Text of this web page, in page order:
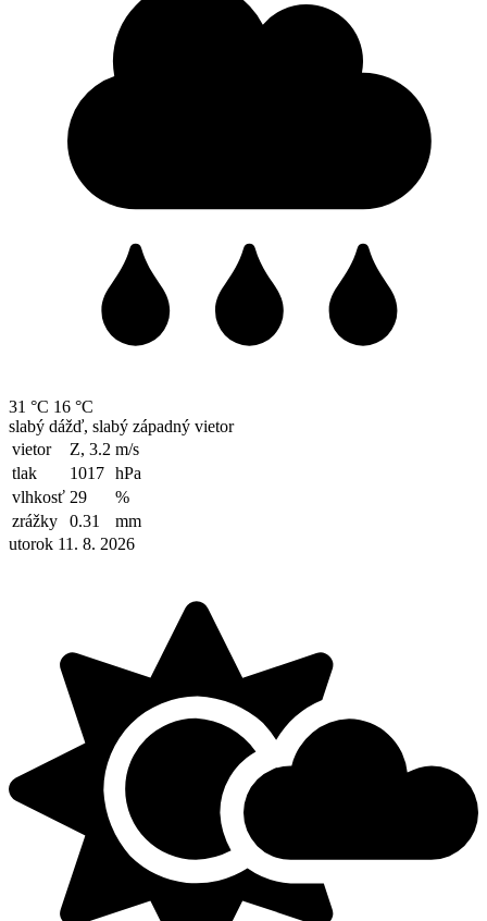
31 °C 16 °C
slabý dážď, slabý západný vietor
vietor
Z, 3.2 m/s
tlak
1017 hPa
vlhkosť 29
%
zrážky
0.31
mm
utorok 11. 8. 2026